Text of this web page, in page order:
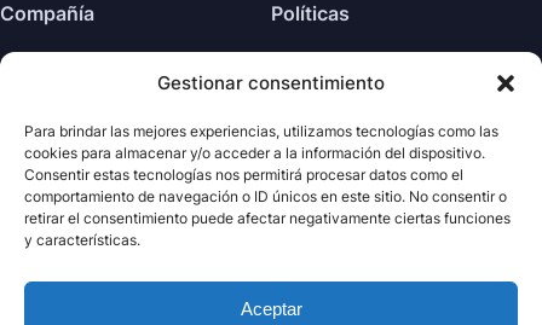
Gestionar consentimiento
Para brindar las mejores experiencias, utilizamos tecnologías como las
cookies para almacenar y/o acceder a la información del dispositivo.
Consentir estas tecnologías nos permitirá procesar datos como el
comportamiento de navegación o ID únicos en este sitio. No consentir o
retirar el consentimiento puede afectar negativamente ciertas funciones
y características.
Aceptar
Compañía
Sobre nosotros
Centro de soporte
Políticas
Política de reembolso
Acuerdo de licencia (EN)
Términos y condiciones
Desinstalar
Política de cookies
· Todos los derechos